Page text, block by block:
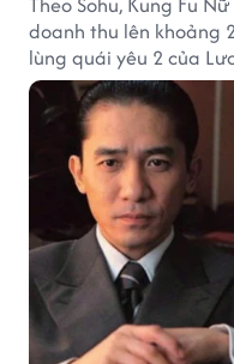
doanh thu lên khoảng
lùng quái yêu 2 của
hạng phòng vé Trung